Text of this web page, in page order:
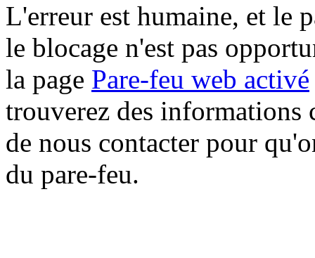
L'erreur est humaine, et le
le blocage n'est pas
la page Pare-feu web activé
trouverez des informations
de nous contacter pour
du pare-feu.